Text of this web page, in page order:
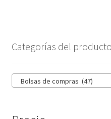
Categorías del producto
Bolsas de compras (47)